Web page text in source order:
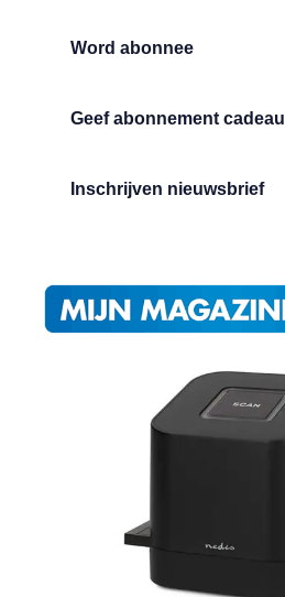
Word abonnee
Geef abonnement cadeau
Inschrijven nieuwsbrief